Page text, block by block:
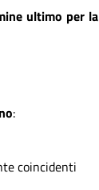
ultimo per la
:
coincidenti